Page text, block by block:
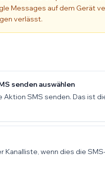
Messages auf dem Gerät
verlässt.
senden auswählen
Aktion SMS senden. Das ist
Kanalliste, wenn dies die